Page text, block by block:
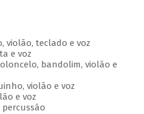
violão, teclado e voz
e voz
bandolim, violão e
violão e voz
e voz